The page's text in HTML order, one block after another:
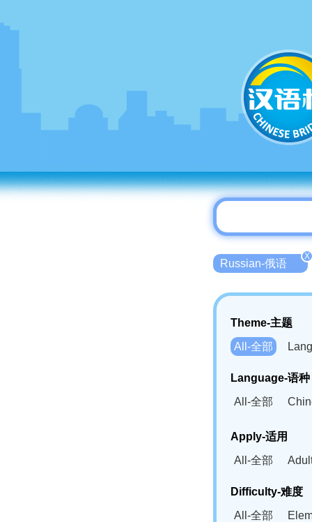
Russian-俄语
X
Theme-主题
All-全部
Language-语种
All-全部
Bahasa
Swahili(SW)-
Apply-适用
All-全部
Difficulty-难度
All-全部